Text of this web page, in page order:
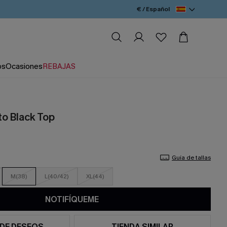
€ / Español
OcasionesREBAJAS
Black Top
Guía de tallas
M(38) L(40/42) XL(44)
NOTIFÍQUEME